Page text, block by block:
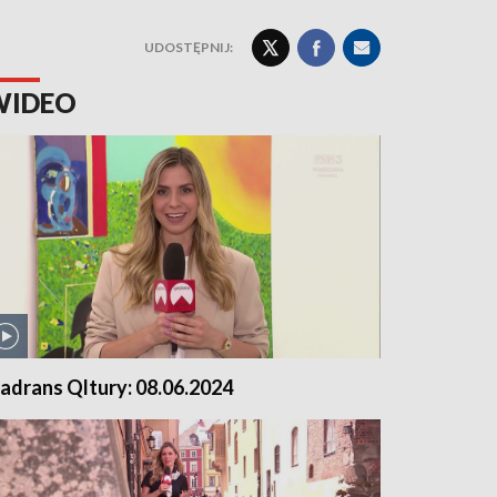
UDOSTĘPNIJ:
Qltury: 08.06.2024